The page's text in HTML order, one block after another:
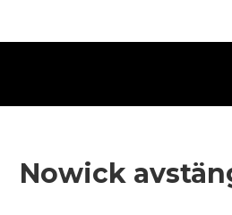
Nowick